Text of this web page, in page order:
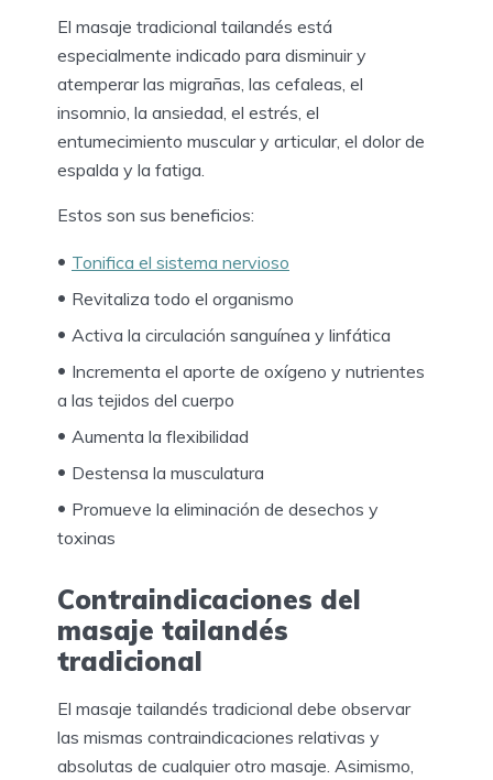
El masaje tradicional tailandés está
especialmente indicado para disminuir y
atemperar las migrañas, las cefaleas, el
insomnio, la ansiedad, el estrés, el
entumecimiento muscular y articular, el dolor de
espalda y la fatiga.
Estos son sus beneficios:
Tonifica el sistema nervioso
Revitaliza todo el organismo
Activa la circulación sanguínea y linfática
Incrementa el aporte de oxígeno y nutrientes
a las tejidos del cuerpo
Aumenta la flexibilidad
Destensa la musculatura
Promueve la eliminación de desechos y
toxinas
Contraindicaciones del
masaje tailandés
tradicional
El masaje tailandés tradicional debe observar
las mismas contraindicaciones relativas y
absolutas de cualquier otro masaje. Asimismo,